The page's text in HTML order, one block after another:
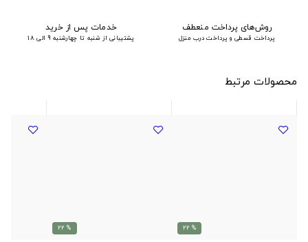
روش‌های پرداخت منعطف
پرداخت قسطی و پرداخت درب منزل
خدمات پس از خرید
پشتیبانی از شنبه تا چهارشنبه 9 الی 18
محصولات مرتبط
% 22
% 22